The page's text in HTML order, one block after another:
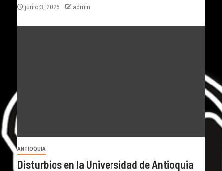
junio 3, 2026 admin
ANTIOQUIA
Disturbios en la Universidad de Antioquia